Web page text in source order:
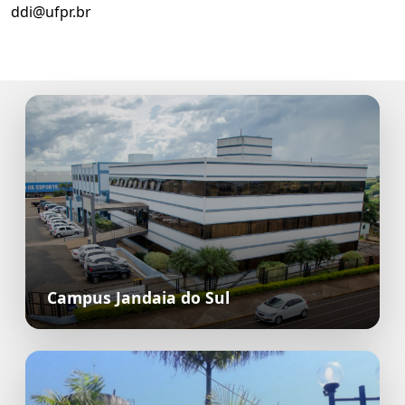
ddi@ufpr.br
Campus Jandaia do Sul